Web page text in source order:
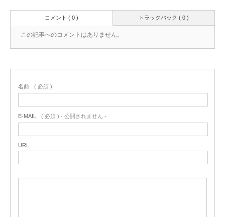
トラックバック ( 0 )
コメント ( 0 )
この記事へのコメントはありません。
名前 ( 必須 )
E-MAIL ( 必須 ) - 公開されません -
URL